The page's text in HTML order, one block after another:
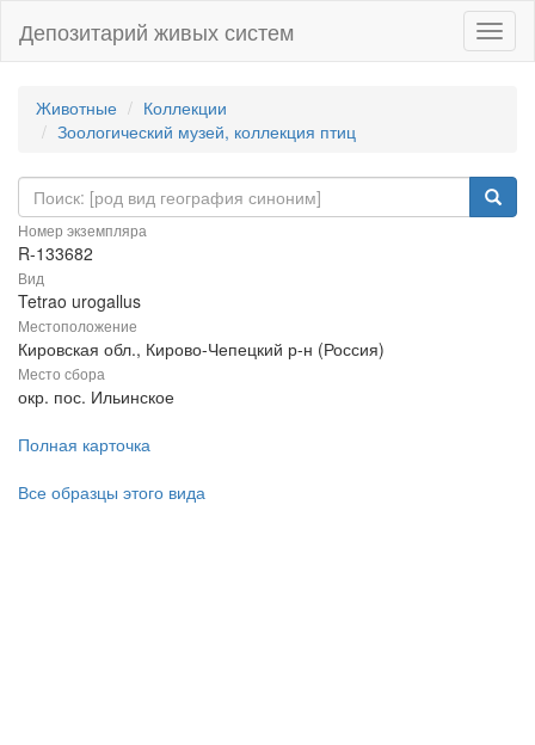
Депозитарий живых систем
Животные
Коллекции
Зоологический музей, коллекция птиц
Номер экземпляра
R-133682
Вид
Tetrao urogallus
Местоположение
Кировская обл., Кирово-Чепецкий р-н (Россия)
Место сбора
окр. пос. Ильинское
Полная карточка
Все образцы этого вида